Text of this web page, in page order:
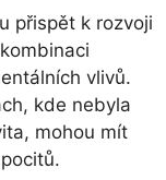
přispět k rozvoji
vlivů.
kde nebyla
mohou mít